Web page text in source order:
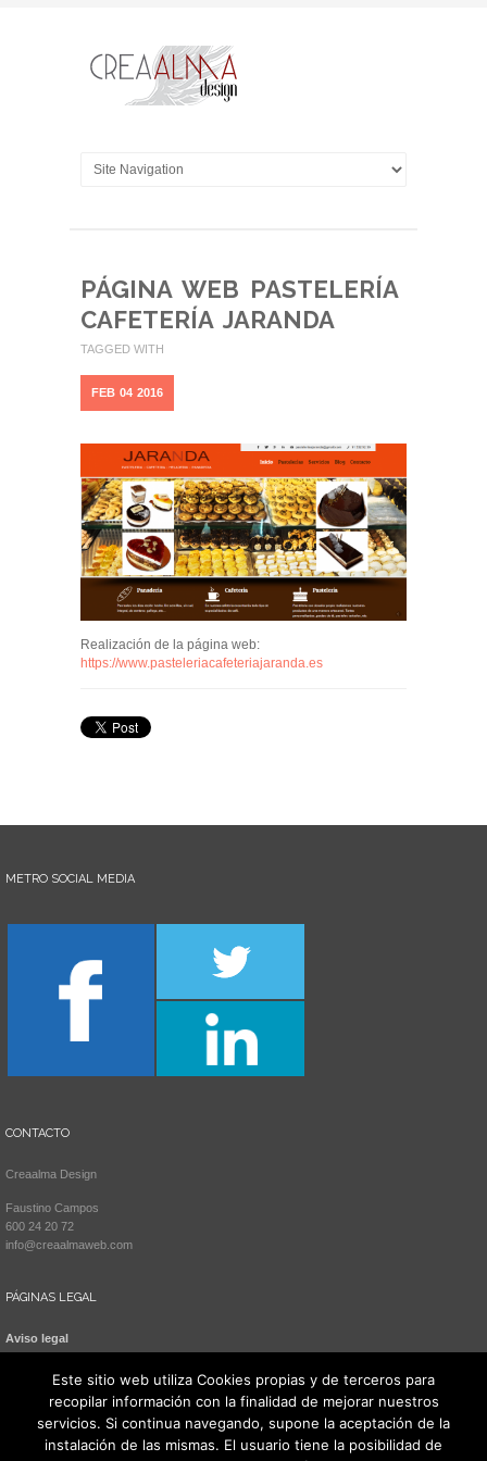
PÁGINA WEB PASTELERÍA
CAFETERÍA JARANDA
TAGGED WITH
FEB 04 2016
Realización de la página web:
https://www.pasteleriacafeteriajaranda.es
METRO SOCIAL MEDIA
CONTACTO
Creaalma Design
Faustino Campos
600 24 20 72
info@creaalmaweb.com
PÁGINAS LEGAL
Aviso legal
Política de cookies
Este sitio web utiliza Cookies propias y de terceros para
recopilar información con la finalidad de mejorar nuestros
servicios. Si continua navegando, supone la aceptación de la
instalación de las mismas. El usuario tiene la posibilidad de